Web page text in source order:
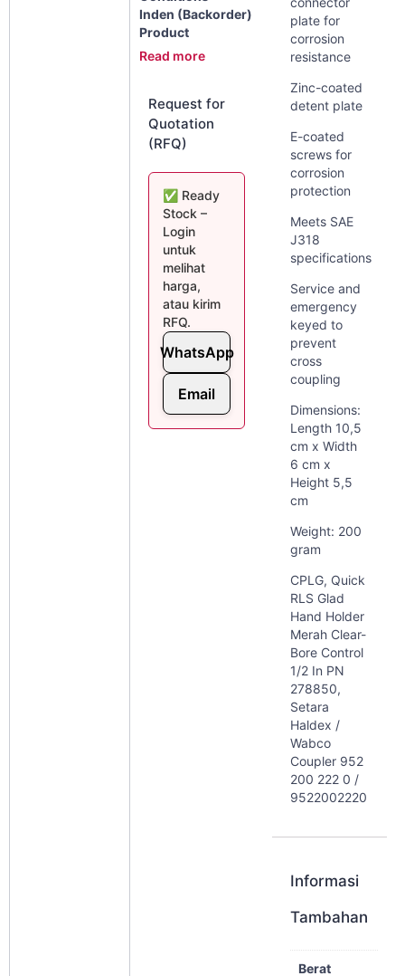
Inden (Backorder)
Product
Read more
Request for
Quotation
(RFQ)
✅ Ready
Stock –
Login
untuk
melihat
harga,
atau kirim
RFQ.
WhatsApp
Email
plate for
corrosion
resistance
Zinc-coated
detent plate
E-coated
screws for
corrosion
protection
Meets SAE
J318
specifications
Service and
emergency
keyed to
prevent
cross
coupling
Dimensions:
Length 10,5
cm x Width
6 cm x
Height 5,5
cm
Weight: 200
gram
CPLG, Quick
RLS Glad
Hand Holder
Merah Clear-
Bore Control
1/2 In PN
278850,
Setara
Haldex /
Wabco
Coupler 952
200 222 0 /
9522002220
Informasi
Tambahan
Berat